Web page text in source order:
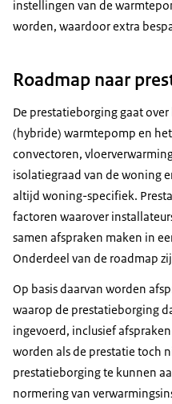
instellingen van de
worden, waardoor extra
Roadmap naar
De prestatieborging gaat
(hybride) warmtepomp en
convectoren,
isolatiegraad van de woning
altijd woning-specifiek.
factoren waarover
samen afspraken maken in
Onderdeel van de roadmap
Op basis daarvan worden
waarop de prestatieborging
ingevoerd, inclusief
worden als de prestatie toch
prestatieborging te kunnen
normering van